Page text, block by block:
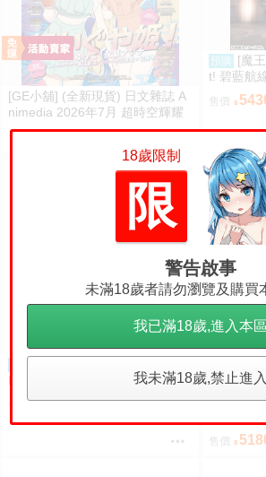
[GE小舖] (全新現貨) 日文雜誌 A
nimedia 2026年7月 超時空輝耀
姬! 刀劍亂舞 魔法姊妹露露特莉
525
預購
[魔
t! 碧藍航
售價
Mira 學園偶像大師 花海咲季 雨
後鳶尾花 特訓前Ver 1/7 1002
售價 4325 預購 【高
斯托特
111
18歲限制
限
警告啟事
未滿18歲者請勿瀏覽及購買
我已滿18歲,進入本區
我未滿18歲,禁止進入